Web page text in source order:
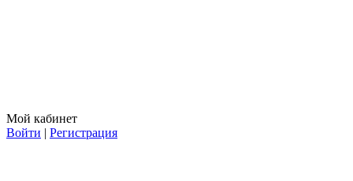
Мой кабинет
Войти | Регистрация